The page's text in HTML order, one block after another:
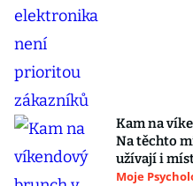
Kam na
Na těchto
užívají i
Moje